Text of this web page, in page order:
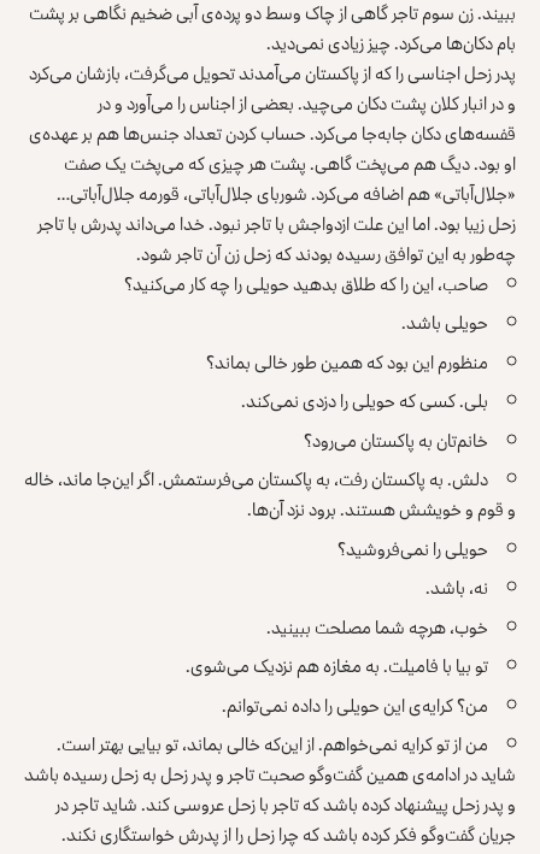
ببیند. زن سوم تاجر گاهی از چاک وسط دو پرده‌ی آبی ضخیم نگاهی بر پشت
بام دکان‌ها می‌کرد. چیز زیادی نمی‌دید.
پدر زحل اجناسی را که از پاکستان می‌آمدند تحویل می‌گرفت، بازشان می‌کرد
و در انبار کلان پشت دکان می‌چید. بعضی از اجناس را می‌آورد و در
قفسه‌های دکان جابه‌جا می‌کرد. حساب کردن تعداد جنس‌ها هم بر عهده‌ی
او بود. دیگ هم می‌پخت گاهی. پشت هر چیزی که می‌پخت یک صفت
«جلال‌آباتی» هم اضافه می‌کرد. شوربای جلال‌آباتی، قورمه جلال‌آباتی…
زحل زیبا بود. اما این علت ازدواجش با تاجر نبود. خدا می‌داند پدرش با تاجر
چه‌طور به این توافق رسیده بودند که زحل زن آن تاجر شود.
صاحب، این را که طلاق بدهید حویلی را چه کار می‌کنید؟
حویلی باشد.
منظورم این بود که همین طور خالی بماند؟
بلی. کسی که حویلی را دزدی نمی‌کند.
خانم‌تان به پاکستان می‌رود؟
دلش. به پاکستان رفت، به پاکستان می‌فرستمش. اگر این‌جا ماند، خاله
و قوم و خویشش هستند. برود نزد آن‌ها.
حویلی را نمی‌فروشید؟
نه، باشد.
خوب، هرچه شما مصلحت ببینید.
تو بیا با فامیلت. به مغازه هم نزدیک می‌شوی.
من؟ کرایه‌ی این حویلی را داده نمی‌توانم.
من از تو کرایه نمی‌خواهم. از این‌که خالی بماند، تو بیایی بهتر است.
شاید در ادامه‌ی همین گفت‌وگو صحبت تاجر و پدر زحل به زحل رسیده باشد
و پدر زحل پیشنهاد کرده باشد که تاجر با زحل عروسی کند. شاید تاجر در
جریان گفت‌وگو فکر کرده باشد که چرا زحل را از پدرش خواستگاری نکند.